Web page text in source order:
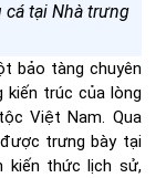
tại Nhà trưng
bảo tàng chuyên
trúc của lòng
Việt Nam. Qua
trưng bày tại
kiến thức lịch sử,